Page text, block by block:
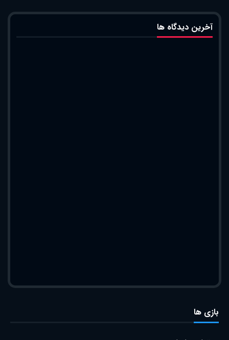
آخرین دیدگاه ها
بازی ها